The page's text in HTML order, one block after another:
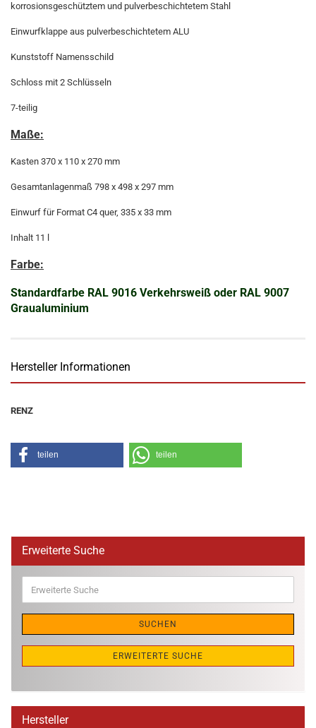
korrosionsgeschütztem und pulverbeschichtetem Stahl
Einwurfklappe aus pulverbeschichtetem ALU
Kunststoff Namensschild
Schloss mit 2 Schlüsseln
7-teilig
Maße:
Kasten 370 x 110 x 270 mm
Gesamtanlagenmaß 798 x 498 x 297 mm
Einwurf für Format C4 quer, 335 x 33 mm
Inhalt 11 l
Farbe:
Standardfarbe RAL 9016 Verkehrsweiß oder RAL 9007
Graualuminium
Hersteller Informationen
RENZ
teilen teilen
Erweiterte Suche
Suche
SUCHEN
ERWEITERTE SUCHE
Hersteller